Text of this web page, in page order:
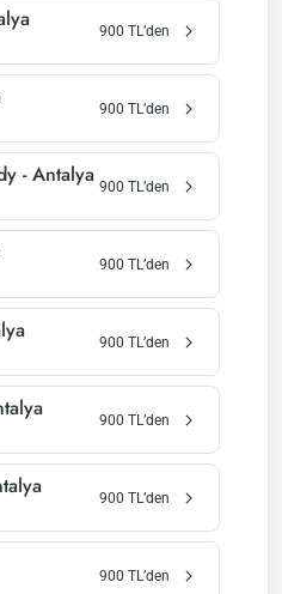
900 TL’den
900 TL’den
-Antalya 900 TL’den
900 TL’den
900 TL’den
900 TL’den
900 TL’den
900 TL’den